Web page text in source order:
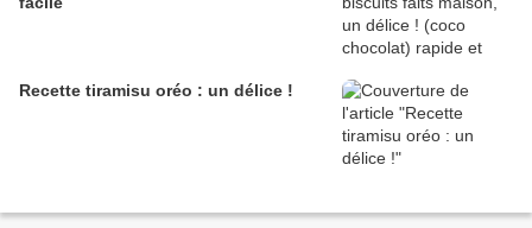
Recette tiramisu oréo : un délice !